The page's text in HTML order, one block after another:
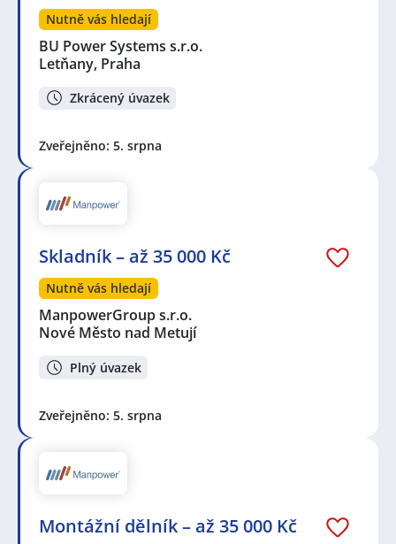
Nutně vás hledají
BU Power Systems s.r.o.
Letňany, Praha
Zkrácený úvazek
Zveřejněno: 5. srpna
Skladník – až 35 000 Kč
Nutně vás hledají
ManpowerGroup s.r.o.
Nové Město nad Metují
Plný úvazek
Zveřejněno: 5. srpna
Montážní dělník – až 35 000 Kč